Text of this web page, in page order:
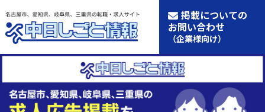
掲載についての
お問い合わせ
（企業様向け）